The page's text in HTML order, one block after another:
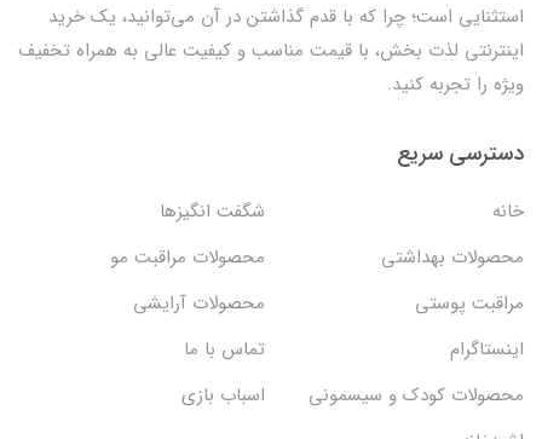
استثنايي است؛ چرا که با قدم گذاشتن در آن می‌توانید، یک خرید
اینترنتی لذت بخش، با قیمت مناسب و کیفیت عالی به همراه تخفیف
ویژه را تجربه کنید.
دسترسی سریع
خانه
شگفت انگيزها
محصولات بهداشتي
محصولات مراقبت مو
مراقبت پوستی
محصولات آرایشی
اینستاگرام
تماس با ما
محصولات کودک و سیسمونی
اسباب بازی